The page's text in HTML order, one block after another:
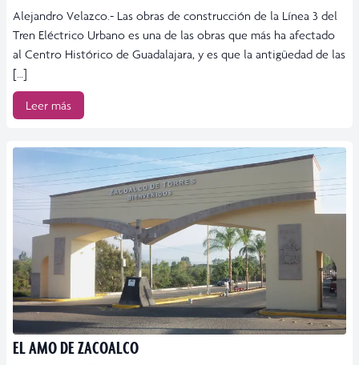
Alejandro Velazco.- Las obras de construcción de la Línea 3 del
Tren Eléctrico Urbano es una de las obras que más ha afectado
al Centro Histórico de Guadalajara, y es que la antigüedad de las
[…]
Leer más
EL AMO DE ZACOALCO